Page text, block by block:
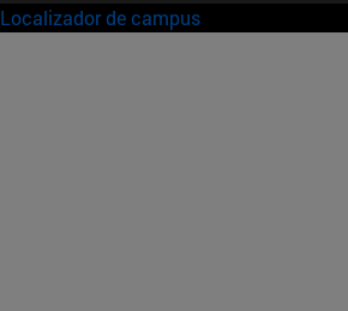
Localizador de campus